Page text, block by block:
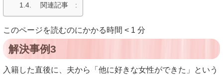
関連記事 :
このページを読むのにかかる時間 < 1 分
解決事例3
入籍した直後に、夫から「他に好きな女性ができた」という